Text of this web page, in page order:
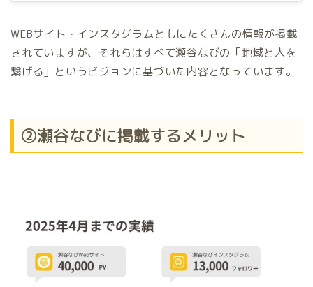
WEBサイト・インスタグラムともにたくさんの情報が掲載
されていますが、それらはすべて瀬谷なびの「地域と人を
繋げる」というビジョンに基づいた内容となっています。
②瀬谷なびに掲載するメリット